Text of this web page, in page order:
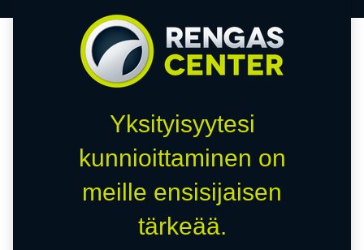
Yksityisyytesi
kunnioittaminen on
meille ensisijaisen
tärkeää.